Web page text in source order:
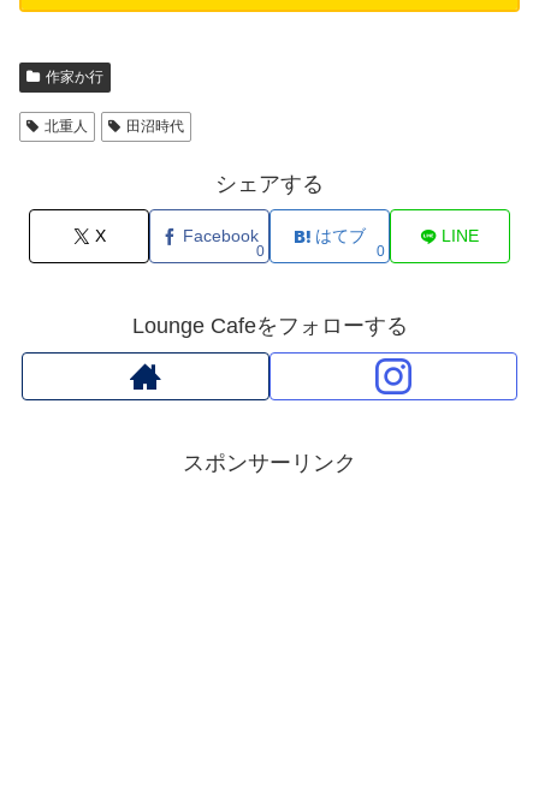
作家か行
北重人 田沼時代
シェアする
X Facebook
0
はてブ
0
LINE
Lounge Cafeをフォローする
スポンサーリンク